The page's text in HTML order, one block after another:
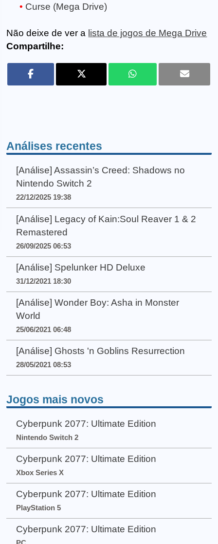
Curse (Mega Drive)
Não deixe de ver a lista de jogos de Mega Drive
Compartilhe:
Análises recentes
[Análise] Assassin’s Creed: Shadows no
Nintendo Switch 2
22/12/2025 19:38
[Análise] Legacy of Kain:Soul Reaver 1 & 2
Remastered
26/09/2025 06:53
[Análise] Spelunker HD Deluxe
31/12/2021 18:30
[Análise] Wonder Boy: Asha in Monster
World
25/06/2021 06:48
[Análise] Ghosts 'n Goblins Resurrection
28/05/2021 08:53
Jogos mais novos
Cyberpunk 2077: Ultimate Edition
Nintendo Switch 2
Cyberpunk 2077: Ultimate Edition
Xbox Series X
Cyberpunk 2077: Ultimate Edition
PlayStation 5
Cyberpunk 2077: Ultimate Edition